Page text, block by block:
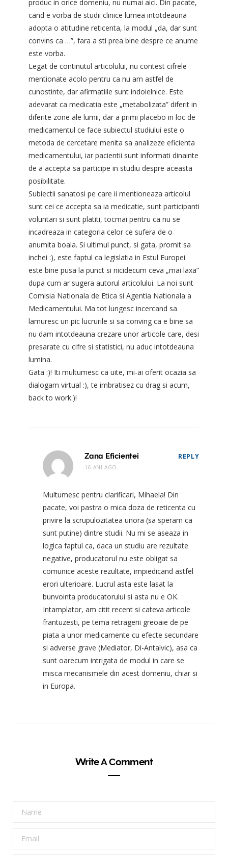
produc in orice domeniu, nu numai aici. Din pacate,
cand e vorba de studii clinice lumea intotdeauna
adopta o atitudine reticenta, la modul „da, dar sunt
convins ca …”, fara a sti prea bine despre ce anume
este vorba.
Legat de continutul articolului, nu contest cifrele
mentionate acolo pentru ca nu am astfel de
cunostinte, dar afirmatiile sunt indoielnice. Este
adevarat ca medicatia este „metabolizata” diferit in
diferite zone ale lumii, dar a primi placebo in loc de
medicamentul ce face subiectul studiului este o
metoda de cercetare menita sa analizeze eficienta
medicamentului, iar pacientii sunt informati dinainte
de a accepta sa participe in studiu despre aceasta
posibilitate.
Subiectii sanatosi pe care ii mentioneaza articolul
sunt cei ce accepta sa ia medicatie, sunt participanti
voluntari si sunt platiti, tocmai pentru ca nu se
incadreaza in categoria celor ce sufera de o
anumita boala. Si ultimul punct, si gata, promit sa
inchei :), este faptul ca legislatia in Estul Europei
este bine pusa la punct si nicidecum ceva „mai laxa”
dupa cum ar sugera autorul articolului. La noi sunt
Comisia Nationala de Etica si Agentia Nationala a
Medicamentului. Ma tot lungesc incercand sa
lamuresc un pic lucrurile si sa conving ca e bine sa
nu dam intotdeauna crezare unor articole care, desi
presarate cu cifre si statistici, nu aduc intotdeauna
lumina.
Gata :)! Iti multumesc ca uite, mi-ai oferit ocazia sa
dialogam virtual :), te imbratisez cu drag si acum,
back to work:)!
Zana Eficientei
16 ANI AGO
REPLY
Multumesc pentru clarificari, Mihaela! Din
pacate, voi pastra o mica doza de reticenta cu
privire la scrupulozitatea unora (sa speram ca
sunt putine) dintre studii. Nu mi se aseaza in
logica faptul ca, daca un studiu are rezultate
negative, producatorul nu este obligat sa
comunice aceste rezultate, impiedicand astfel
erori ulterioare. Lucrul asta este lasat la
bunvointa producatorului si asta nu e OK.
Intamplator, am citit recent si cateva articole
frantuzesti, pe tema retragerii greoaie de pe
piata a unor medicamente cu efecte secundare
si adverse grave (Mediator, Di-Antalvic), asa ca
sunt oarecum intrigata de modul in care se
misca mecanismele din acest domeniu, chiar si
in Europa.
Write A Comment